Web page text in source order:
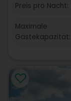
Preis pro Nacht:
Maximale
Gästekapazität: